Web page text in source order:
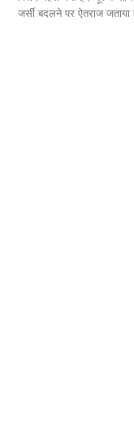
जर्सी बदलने पर ऐतराज जताया